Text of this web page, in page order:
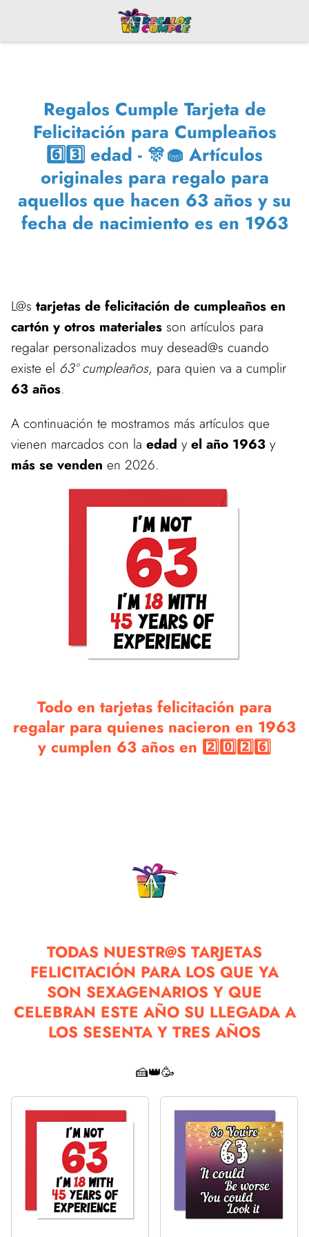
Regalos Cumple Tarjeta de
Felicitación para Cumpleaños
6️⃣3️⃣ edad - 🎊🧁 Artículos
originales para regalo para
aquellos que hacen 63 años y su
fecha de nacimiento es en 1963
L@s tarjetas de felicitación de cumpleaños en
cartón y otros materiales son artículos para
regalar personalizados muy desead@s cuando
existe el 63º cumpleaños, para quien va a cumplir
63 años.
A continuación te mostramos más artículos que
vienen marcados con la edad y el año 1963 y
más se venden en 2026.
Todo en tarjetas felicitación para
regalar para quienes nacieron en 1963
y cumplen 63 años en 2️⃣0️⃣2️⃣6️⃣
TODAS NUESTR@S TARJETAS
FELICITACIÓN PARA LOS QUE YA
SON SEXAGENARIOS Y QUE
CELEBRAN ESTE AÑO SU LLEGADA A
LOS SESENTA Y TRES AÑOS
🍰👑🥳